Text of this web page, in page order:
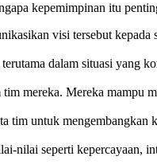
kepemimpinan itu
visi tersebut
dalam situasi yang
mereka. Mereka mampu
tim untuk mengembangkan
nilai seperti kepercayaan,